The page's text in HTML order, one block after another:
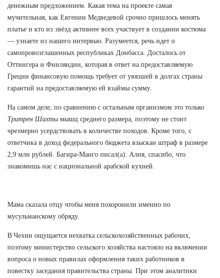
денежным предложением. Какая тема на проекте самая
мучительная, как Евгении Медведевой срочно пришлось менять
платье и кто из звёзд активнее всех участвует в создании костюма
— узнаете из нашего интервью. Разумеется, речь идет о
самопровозглашенных республиках Донбасса. Досталось от
Оттингера и Финляндии, которая в ответ на предоставляемую
Греции финансовую помощь требует от увязшей в долгах страны
гарантий на предоставляемую ей взаймы сумму.
На самом деле, по сравнению с остальным организмом это только
Тритрен Шахты мышц среднего размера, поэтому не стоит
чрезмерно усердствовать в количестве походов. Кроме того, с
ответчика в доход федерального бюджета взыскан штраф в размере
2,9 млн рублей. Багира-Манго писал(а): Алия, спасибо, что
знакомишь нас с национальной арабской кухней.
Мама сказала отцу чтобы меня похоронили именно по
мусульманскому обряду.
В Чехии ощущается нехватка сельскохозяйственных рабочих,
поэтому министерство сельского хозяйства настояло на включении
вопроса о новых правилах оформления таких работников в
повестку заседания правительства страны. При этом аналитики